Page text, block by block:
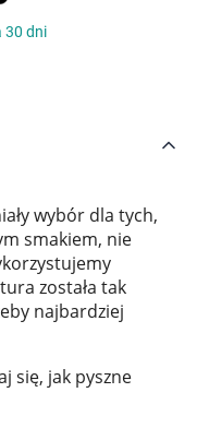
30 dni
wybór dla tych,
smakiem, nie
została tak
najbardziej
się, jak pyszne